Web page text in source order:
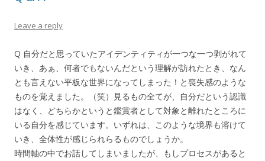
Leave a reply
Q 自分だと思っていたアイデンティティが一つな一つ剥がれて
いき、あぁ、何者でもないんだという理解が訪れたとき、なん
とも言えない平板な世界になってしまった！と喪失感のような
ものを覚えました。（笑）見るもの全てが、自分だという認識
はなく、どちらかというと鑑賞者として対象と離れたところに
いる自分を感じています。いずれは、このような境界も溶けて
いき、全体性が感じられらるものでしょうか。
時間軸の中でお話してしまいましたが、もしプロセスがあると